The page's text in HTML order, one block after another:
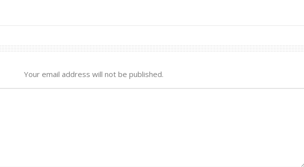
Your email address will not be published.